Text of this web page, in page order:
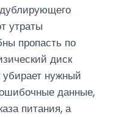
утраты
пропасть по
диск
убирает нужный
данные,
питания, а